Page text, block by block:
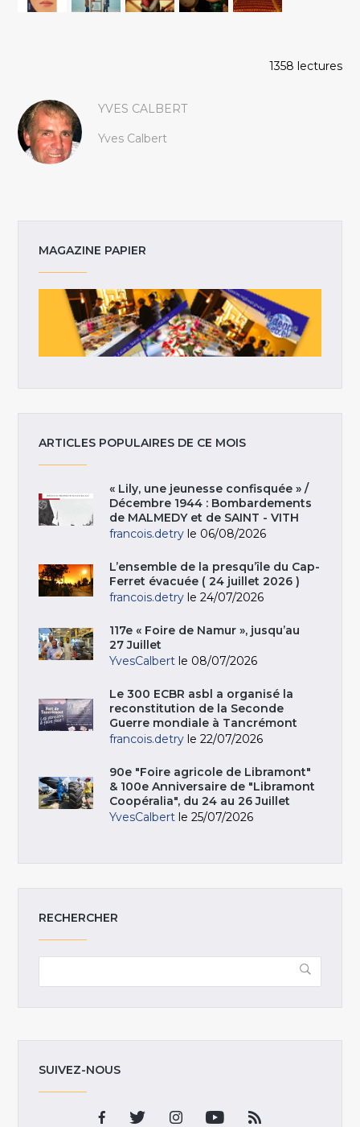
1358 lectures
YVES CALBERT
Yves Calbert
MAGAZINE PAPIER
ARTICLES POPULAIRES DE CE MOIS
« Lily, une jeunesse confisquée » /
Décembre 1944 : Bombardements
de MALMEDY et de SAINT - VITH
francois.detry le 06/08/2026
L’ensemble de la presqu’île du Cap-
Ferret évacuée ( 24 juillet 2026 )
francois.detry le 24/07/2026
117e « Foire de Namur », jusqu’au
27 Juillet
YvesCalbert le 08/07/2026
Le 300 ECBR asbl a organisé la
reconstitution de la Seconde
Guerre mondiale à Tancrémont
francois.detry le 22/07/2026
90e "Foire agricole de Libramont"
& 100e Anniversaire de "Libramont
Coopéralia", du 24 au 26 Juillet
YvesCalbert le 25/07/2026
RECHERCHER
SUIVEZ-NOUS